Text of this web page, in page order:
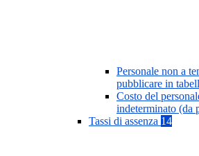
Personale non a
pubblicare in
Costo del
indeterminato (da
Tassi di assenza 14